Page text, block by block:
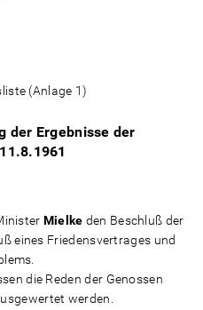
(Anlage 1)
der Ergebnisse der
Mielke den Beschluß der
eines Friedensvertrages und
die Reden der Genossen
werden.